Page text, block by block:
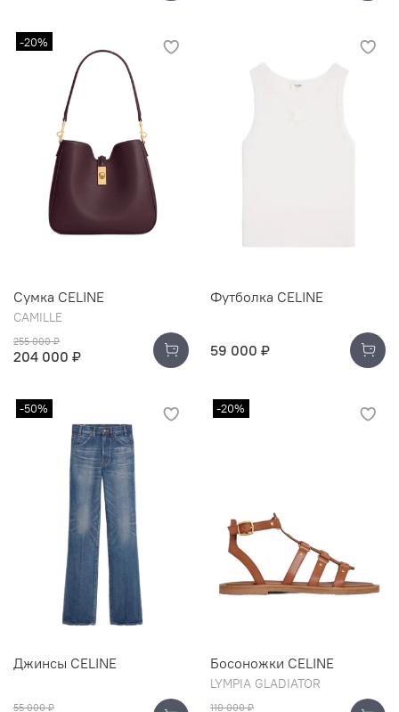
-20%
Сумка CELINE
CAMILLE
255 000 ₽
204 000 ₽
Футболка CELINE
59 000 ₽
-50%
Джинсы CELINE
55 000 ₽
-20%
Босоножки CELINE
LYMPIA GLADIATOR
110 000 ₽